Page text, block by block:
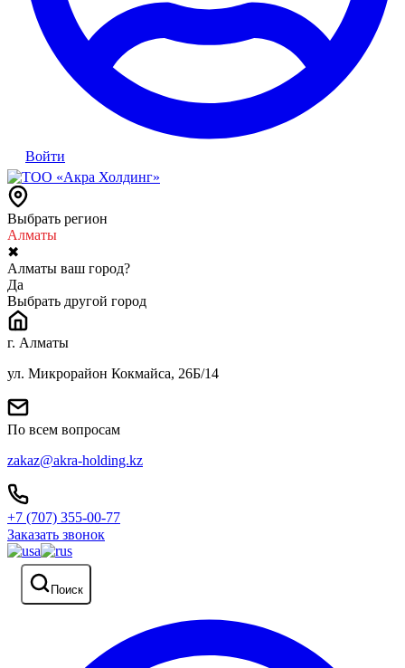
Войти
Выбрать регион
Алматы
✖
Алматы ваш город?
Да
Выбрать другой город
г. Алматы
ул. Микрорайон Кокмайса, 26Б/14
По всем вопросам
zakaz@akra-holding.kz
+7 (707) 355-00-77
Заказать звонок
Поиск